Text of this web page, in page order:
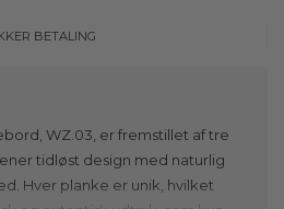
BETALING
WZ.03, er fremstillet af tre
tidløst design med naturlig
Hver planke er unik, hvilket